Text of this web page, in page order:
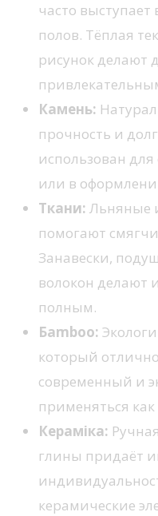
часто выступает
полов. Тёплая
рисунок делают
Камень:
прочность и
использован
или в
Ткани: Льняные
помогают
Занавески,
волокон делают
полным.
Бamboo:
который
современный и
применяться
Кераміка:
глины придаёт
керамические